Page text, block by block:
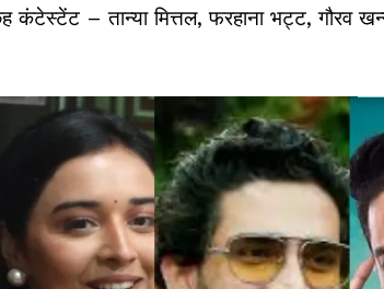
– तान्या मित्तल, फरहाना भट्ट, गौरव